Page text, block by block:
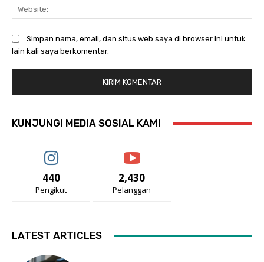
Simpan nama, email, dan situs web saya di browser ini untuk
lain kali saya berkomentar.
KUNJUNGI MEDIA SOSIAL KAMI
440
Pengikut
2,430
Pelanggan
LATEST ARTICLES